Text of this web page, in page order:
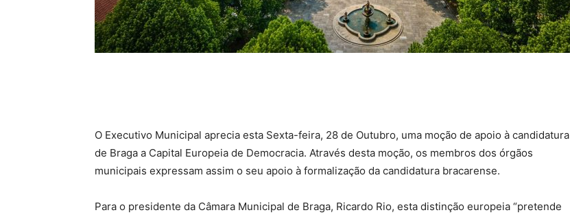
O Executivo Municipal aprecia esta Sexta-feira, 28 de Outubro, uma moção de apoio à candidatura
de Braga a Capital Europeia de Democracia. Através desta moção, os membros dos órgãos
municipais expressam assim o seu apoio à formalização da candidatura bracarense.
Para o presidente da Câmara Municipal de Braga, Ricardo Rio, esta distinção europeia “pretende